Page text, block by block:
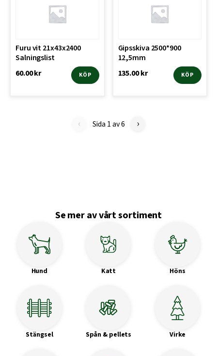
Furu vit 21x43x2400
Salningslist
60.00kr KÖP
Gipsskiva 2500*900
12,5mm
135.00kr KÖP
‹ Sida 1 av 6 ›
Se mer av vårt sortiment
Hund Katt Höns
Stängsel Spån & pellets Virke